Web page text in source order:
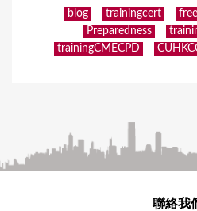
blog trainingcert free
Preparedness
trainingCMECPD
聯絡我